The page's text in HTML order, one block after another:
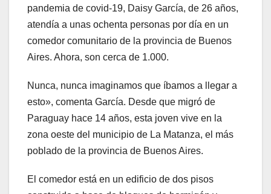
pandemia de covid-19, Daisy García, de 26 años,
atendía a unas ochenta personas por día en un
comedor comunitario de la provincia de Buenos
Aires. Ahora, son cerca de 1.000.
Nunca, nunca imaginamos que íbamos a llegar a
esto», comenta García. Desde que migró de
Paraguay hace 14 años, esta joven vive en la
zona oeste del municipio de La Matanza, el más
poblado de la provincia de Buenos Aires.
El comedor está en un edificio de dos pisos